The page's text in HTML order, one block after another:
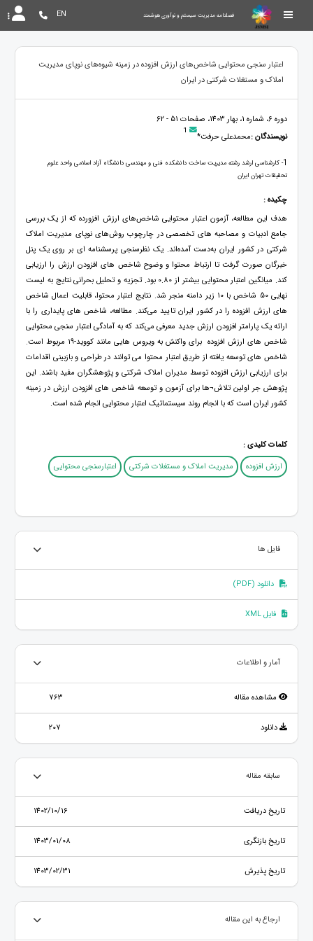
فصلنامه مدیریت سیستم و نوآوری هوشمند EN
اعتبار سنجی محتوایی شاخص‌های ارزش افزوده در زمینه شیوه‌های نوپای مدیریت
املاک و مستغلات شرکتی در ایران
دوره 6، شماره 1، بهار 1403، صفحات 51 - 62
نویسندگان :محمدعلی حرفت* 1
1- کارشناسی ارشد رشته مدیریت ساخت دانشکده فنی و مهندسی دانشگاه آزاد اسلامی واحد علوم
تحقیقات تهران ایران
چکیده :
هدف این مطالعه، آزمون اعتبار محتوایی شاخص‌های ارزش افزورده که از یک بررسی
جامع ادبیات و مصاحبه‌ های تخصصی در چارچوب روش‌های نوپای مدیریت املاک
شرکتی در کشور ایران به‌دست آمده‌اند. یک نظرسنجی پرسشنامه ‌ای بر روی یک پنل
خبرگان صورت گرفت تا ارتباط محتوا و وضوح شاخص ‌های افزودن ارزش را ارزیابی
کند. میانگین اعتبار محتوایی بیشتر از 0.80 بود. تجزیه و تحلیل بحرانی نتایج به لیست
نهایی 50 شاخص با 10 زیر دامنه منجر شد. نتایج اعتبار محتوا، قابلیت اعمال شاخص
‌های ارزش افزوده را در کشور ایران تایید می‌کند. مطالعه، شاخص ‌های پایداری را با
ارائه یک پارامتر افزودن ارزش جدید معرفی می‌کند که به آمادگی اعتبار سنجی محتوایی
شاخص ‌های ارزش افزوده ‏ برای واکنش به ویروس ‌هایی مانند کووید-۱۹ مربوط است.
شاخص ‌های توسعه یافته از طریق اعتبار محتوا می ‌توانند در طراحی و بازبینی اقدامات
برای ارزیابی ارزش افزوده توسط مدیران املاک شرکتی و پژوهشگران مفید باشند. این
پژوهش جر اولین تلاش¬ها برای آزمون و توسعه شاخص ‌های افزودن ارزش در زمینه
کشور ایران است که با انجام روند سیستماتیک اعتبار محتوایی انجام شده است.
کلمات کلیدی :
ارزش افزوده
مدیریت املاک و مستغلات شرکتی اعتبارسنجی محتوایی
فایل ها
دانلود (PDF)
فایل XML
آمار و اطلاعات
مشاهده مقاله 763
دانلود 207
سابقه مقاله
تاریخ دریافت 1402/10/16
تاریخ بازنگری 1403/01/08
تاریخ پذیرش 1403/02/31
ارجاع به این مقاله